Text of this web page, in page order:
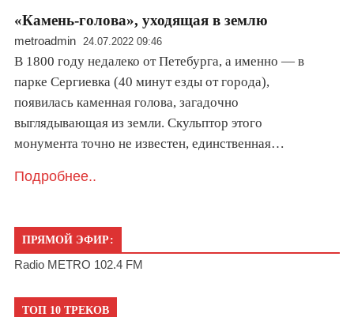
«Камень-голова», уходящая в землю
metroadmin 24.07.2022 09:46
В 1800 году недалеко от Петебурга, а именно — в
парке Сергиевка (40 минут езды от города),
появилась каменная голова, загадочно
выглядывающая из земли. Скульптор этого
монумента точно не известен, единственная…
Подробнее..
ПРЯМОЙ ЭФИР:
Radio METRO 102.4 FM
ТОП 10 ТРЕКОВ